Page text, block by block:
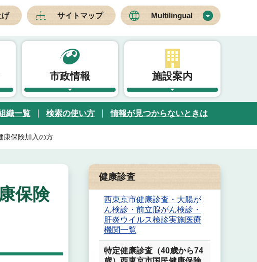
げ サイトマップ Multilingual
市政情報 施設案内
織一覧 検索の使い方 情報が見つからないときは
康保険加入の方
保険
健康診査
西東京市健康診査・大腸が
ん検診・前立腺がん検診・
肝炎ウイルス検診実施医療
機関一覧
特定健康診査（40歳から74